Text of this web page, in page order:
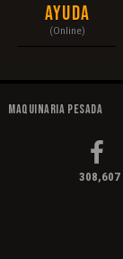
Ayuda
(Online)
Maquinaria Pesada
308,607